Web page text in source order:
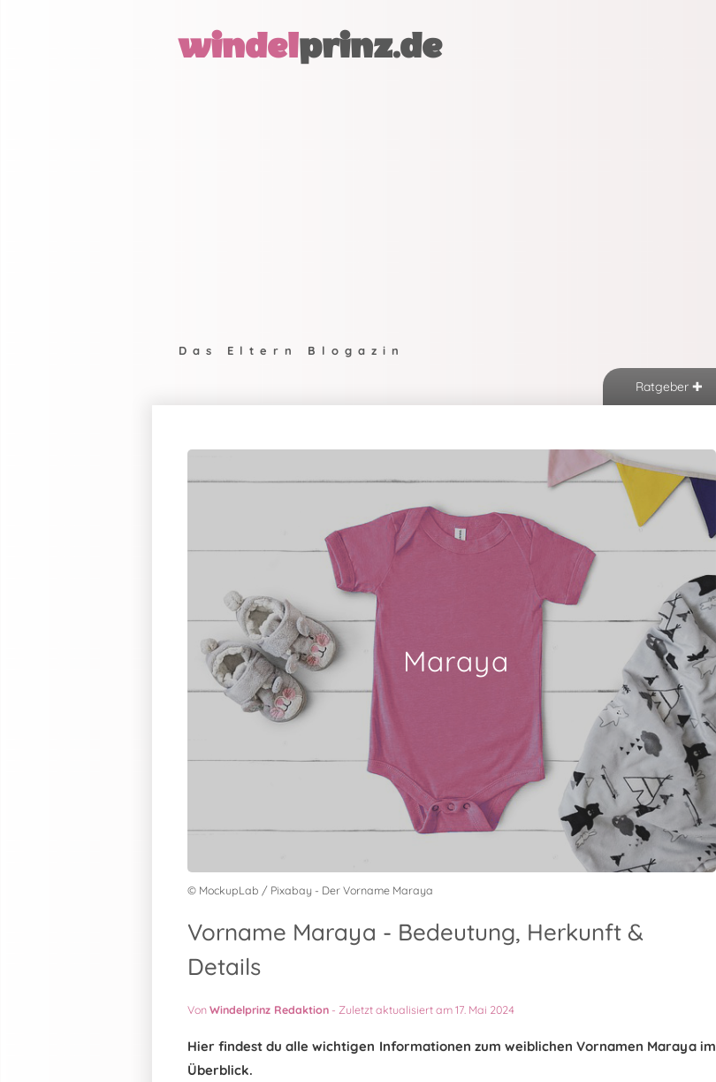
windelprinz.de
Das Eltern Blogazin
Ratgeber
Maraya
© MockupLab / Pixabay - Der Vorname Maraya
Vorname Maraya - Bedeutung, Herkunft &
Details
VonWindelprinz Redaktion - Zuletzt aktualisiert am 17. Mai 2024
Hier findest du alle wichtigen Informationen zum weiblichen Vornamen Maraya im
Überblick.